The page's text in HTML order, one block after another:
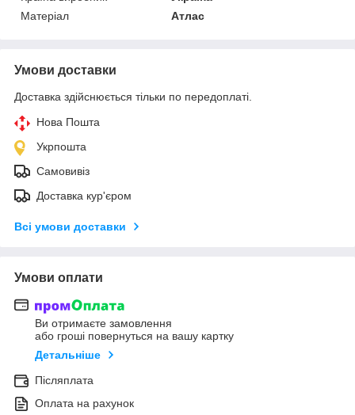
Матеріал
Атлас
Умови доставки
Доставка здійснюється тільки по передоплаті.
Нова Пошта
Укрпошта
Самовивіз
Доставка кур'єром
Всі умови доставки
Умови оплати
Ви отримаєте замовлення
або гроші повернуться на вашу картку
Детальніше
Післяплата
Оплата на рахунок